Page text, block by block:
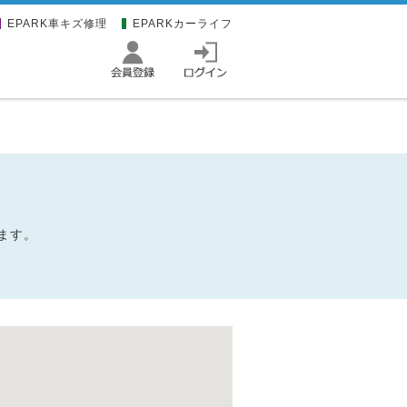
EPARK車キズ修理 EPARKカーライフ
す。